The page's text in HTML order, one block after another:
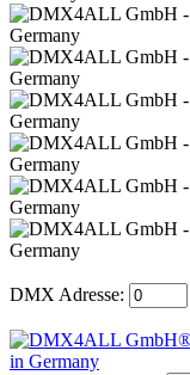
DMX Adresse: